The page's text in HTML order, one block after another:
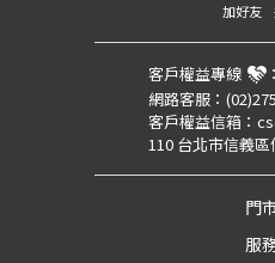
加好友
客戶權益專線 ：
網路客服：
客戶權益信箱：
110 台北市信義
門
服